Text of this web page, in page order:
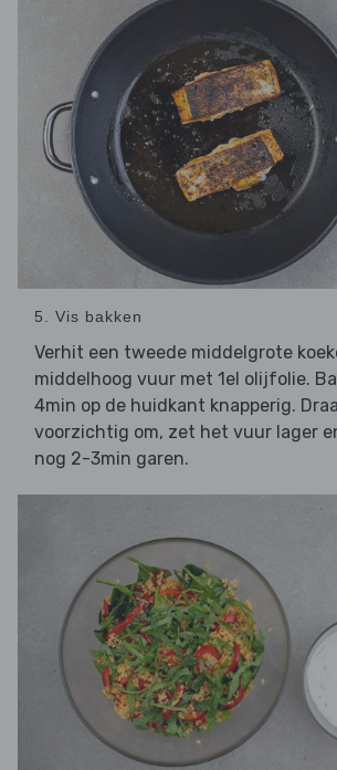
5. Vis bakken
Verhit een tweede middelgrote
middelhoog vuur met 1el olijfolie.
4min op de huidkant knapperig.
voorzichtig om, zet het vuur lager
nog 2-3min garen.